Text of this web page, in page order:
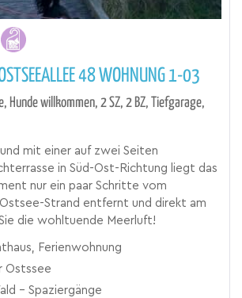
48 WOHNUNG 1-03
Hunde willkommen, 2 SZ, 2 BZ, Tiefgarage,
mit einer auf zwei Seiten
in Süd-Ost-Richtung liegt das
nur ein paar Schritte vom
Strand entfernt und direkt am
die wohltuende Meerluft!
Ferienwohnung
Ostssee
- Spaziergänge